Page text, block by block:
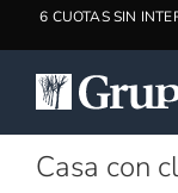
Casa con